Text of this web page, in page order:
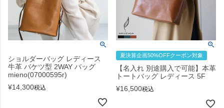
ショルダーバッグ レディース
牛革 バケツ型 2WAY バッグ
mieno(07000595r)
¥14,300税込
夏決算企画50%OFFクーポン対象
【名入れ 別途購入で可能】本革
トートバッグ レディース 5F
¥16,500税込